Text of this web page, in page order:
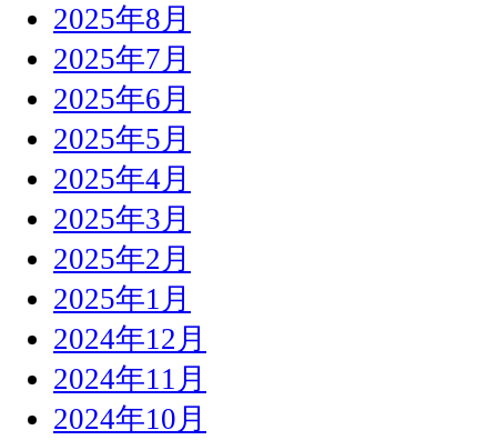
2025年8月
2025年7月
2025年6月
2025年5月
2025年4月
2025年3月
2025年2月
2025年1月
2024年12月
2024年11月
2024年10月